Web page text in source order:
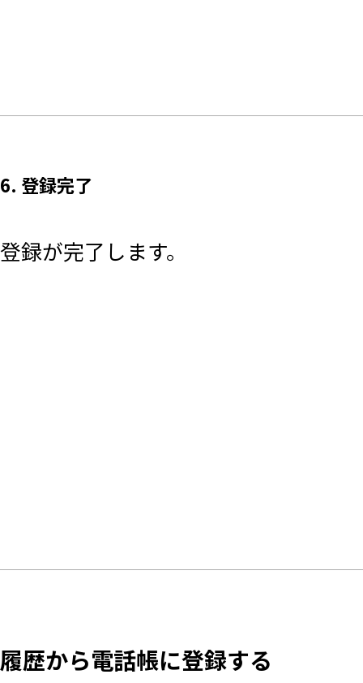
6. 登録完了
登録が完了します。
履歴から電話帳に登録する